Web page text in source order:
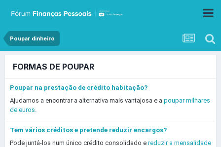
Poupar dinheiro
FORMAS DE POUPAR
Poupar na prestação de crédito habitação?
Ajudamos a encontrar a alternativa mais vantajosa e a poupar milhares
de euros.
Tem vários créditos e pretende reduzir encargos?
Pode juntá-los num único crédito consolidado e reduzir a mensalidade